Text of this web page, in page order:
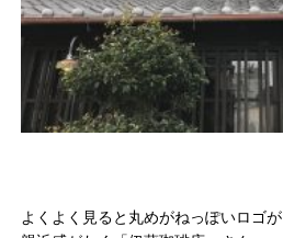
よくよく見ると丸めがねっぽいロゴが